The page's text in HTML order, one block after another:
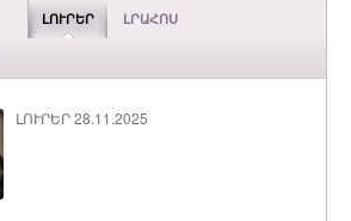
ԼՈՒՐԵՐ ԼՐԱՀՈՍ
ԼՈՒՐԵՐ 28.11.2025